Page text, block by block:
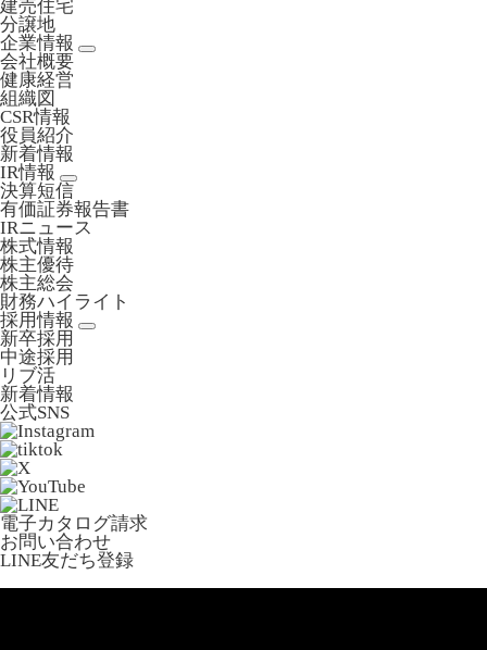
建売住宅
分譲地
企業情報
会社概要
健康経営
組織図
CSR情報
役員紹介
新着情報
IR情報
決算短信
有価証券報告書
IRニュース
株式情報
株主優待
株主総会
財務ハイライト
採用情報
新卒採用
中途採用
リブ活
新着情報
公式SNS
電子カタログ請求
お問い合わせ
LINE友だち登録